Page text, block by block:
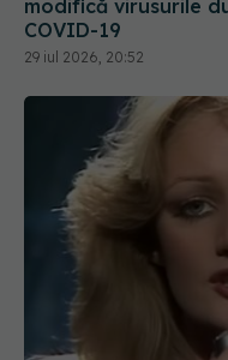
Bonnie Tyler a murit
09 iul 2026, 13:50